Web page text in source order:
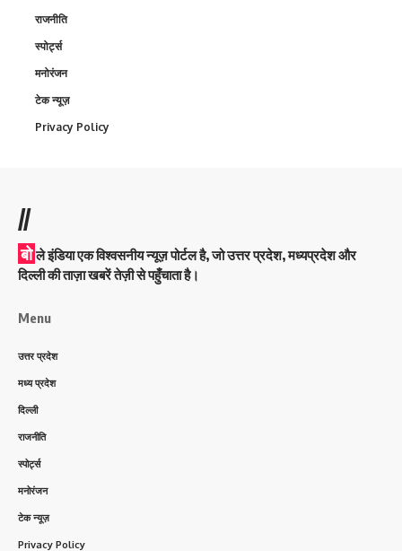
राजनीति
स्पोर्ट्स
मनोरंजन
टेक न्यूज़
Privacy Policy
//
बो ले इंडिया एक विश्वसनीय न्यूज़ पोर्टल है, जो उत्तर प्रदेश, मध्यप्रदेश और
दिल्ली की ताज़ा खबरें तेज़ी से पहुँचाता है।
Menu
उत्तर प्रदेश
मध्य प्रदेश
दिल्ली
राजनीति
स्पोर्ट्स
मनोरंजन
टेक न्यूज़
Privacy Policy